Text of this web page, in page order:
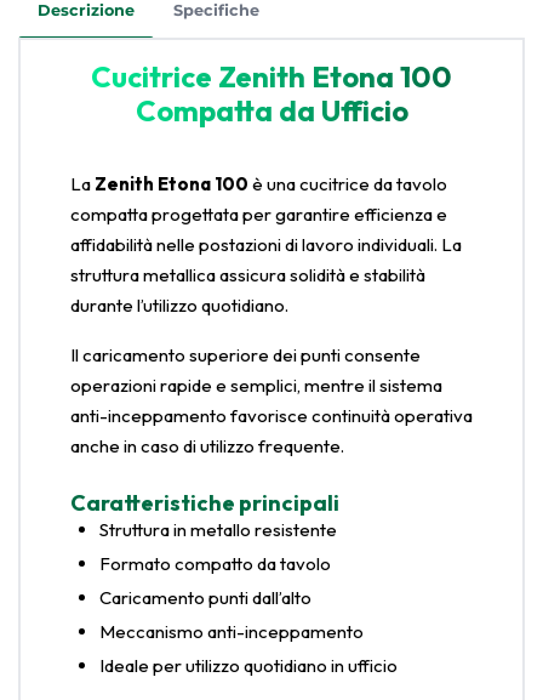
Descrizione Specifiche
Cucitrice Zenith Etona 100
Compatta da Ufficio
La Zenith Etona 100 è una cucitrice da tavolo
compatta progettata per garantire efficienza e
affidabilità nelle postazioni di lavoro individuali. La
struttura metallica assicura solidità e stabilità
durante l’utilizzo quotidiano.
Il caricamento superiore dei punti consente
operazioni rapide e semplici, mentre il sistema
anti-inceppamento favorisce continuità operativa
anche in caso di utilizzo frequente.
Caratteristiche principali
Struttura in metallo resistente
Formato compatto da tavolo
Caricamento punti dall’alto
Meccanismo anti-inceppamento
Ideale per utilizzo quotidiano in ufficio